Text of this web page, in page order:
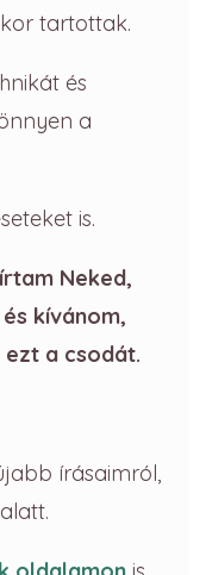
tartottak.
és
a
is.
Neked,
kívánom,
a csodát.
írásaimról,